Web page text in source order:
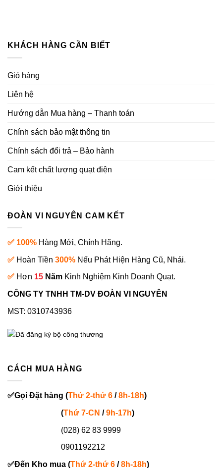
KHÁCH HÀNG CẦN BIẾT
Giỏ hàng
Liên hệ
Hướng dẫn Mua hàng – Thanh toán
Chính sách bảo mật thông tin
Chính sách đổi trả – Bảo hành
Cam kết chất lượng quạt điện
Giới thiệu
ĐOÀN VI NGUYÊN CAM KẾT
✅ 100% Hàng Mới, Chính Hãng.
✅ Hoàn Tiền 300% Nếu Phát Hiện Hàng Cũ, Nhái.
✅ Hơn 15 Năm Kinh Nghiệm Kinh Doanh Quạt.
CÔNG TY TNHH TM-DV ĐOÀN VI NGUYÊN
MST: 0310743936
CÁCH MUA HÀNG
✅Gọi Đặt hàng (Thứ 2-thứ 6 /8h-18h)
(Thứ 7-CN /9h-17h)
(028) 62 83 9999
0901192212
✅Đến Kho mua (Thứ 2-thứ 6 /8h-18h)